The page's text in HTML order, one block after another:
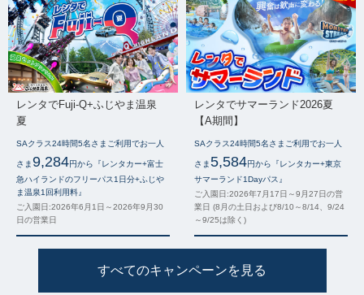
レンタでFuji-Q+ふじやま温泉
夏
SAクラス24時間5名さまご利用でお一人
さま9,284円から『レンタカー+富士
急ハイランドのフリーパス1日分+ふじや
ま温泉1回利用料』
ご入園日:2026年6月1日～2026年9月30
日の営業日
レンタでサマーランド2026夏
【A期間】
SAクラス24時間5名さまご利用でお一人
さま5,584円から『レンタカー+東京
サマーランド1Dayパス』
ご入園日:2026年7月17日～9月27日の営
業日 (8月の土日および8/10～8/14、9/24
～9/25は除く)
すべてのキャンペーンを見る